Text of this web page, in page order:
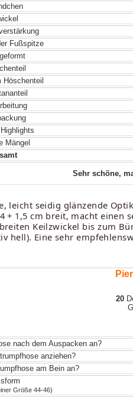
Fußspitze
Höschenteil
Mängel
Sehr schöne,
leicht seidig glänzende
+ 1,5 cm breit, macht
Keilzwickel bis zum
hell). Eine sehr
20
nach dem Auspacken an?
anziehen?
am Bein an?
Größe 44-46)